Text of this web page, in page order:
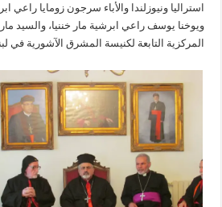
استراليا ونيوزلندا والأباء سرجون زومايا راعي
ويوخنا يوسف راعي ابرشية مار خننيا، والسيد
المركزية التابعة لكنيسة المشرق الآشورية في